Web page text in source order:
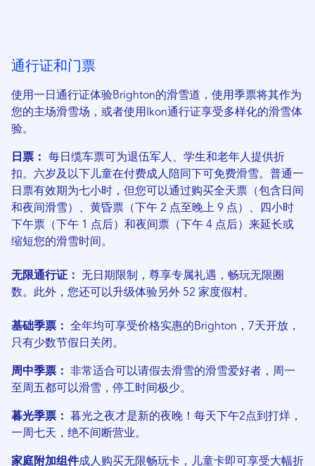
通行证和门票
使用一日通行证体验Brighton的滑雪道，使用季票将其作为
您的主场滑雪场，或者使用Ikon通行证享受多样化的滑雪体
验。
日票： 每日缆车票可为退伍军人、学生和老年人提供折
扣。六岁及以下儿童在付费成人陪同下可免费滑雪。普通一
日票有效期为七小时，但您可以通过购买全天票（包含日间
和夜间滑雪）、黄昏票（下午 2 点至晚上 9 点）、四小时
下午票（下午 1 点后）和夜间票（下午 4 点后）来延长或
缩短您的滑雪时间。
无限通行证：
无日期限制，尊享专属礼遇，畅玩无限圈
数。此外，您还可以升级体验另外 52 家度假村。
基础季票：
全年均可享受价格实惠的Brighton，7天开放，
只有少数节假日关闭。
周中季票：
非常适合可以请假去滑雪的滑雪爱好者，周一
至周五都可以滑雪，停工时间极少。
暮光季票：
暮光之夜才是新的夜晚！每天下午2点到打烊，
一周七天，绝不间断营业。
家庭附加组件成人购买无限畅玩卡，儿童卡即可享受大幅折